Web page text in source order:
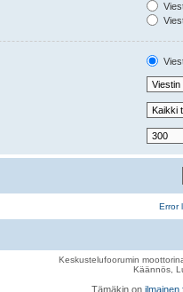
Error
Keskustelufoorumin
Käännös,
Tämäkin on ilmainen